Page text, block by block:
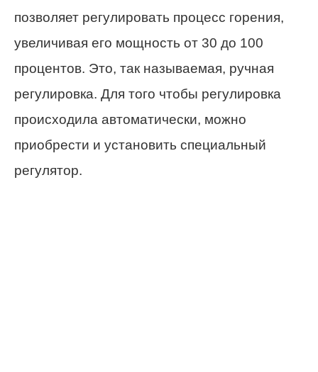
позволяет регулировать процесс горения,
увеличивая его мощность от 30 до 100
процентов. Это, так называемая, ручная
регулировка. Для того чтобы регулировка
происходила автоматически, можно
приобрести и установить специальный
регулятор.